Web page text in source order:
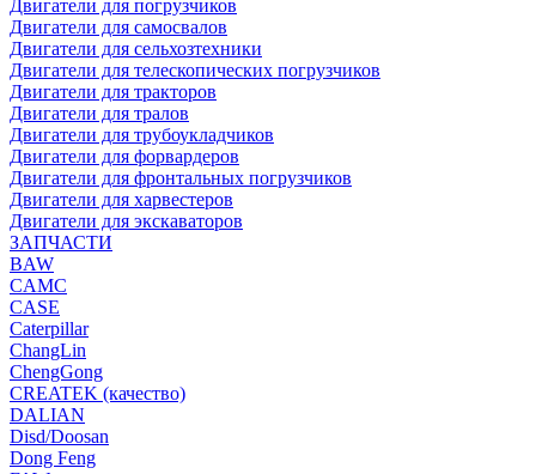
Двигатели для погрузчиков
Двигатели для самосвалов
Двигатели для сельхозтехники
Двигатели для телескопических погрузчиков
Двигатели для тракторов
Двигатели для тралов
Двигатели для трубоукладчиков
Двигатели для форвардеров
Двигатели для фронтальных погрузчиков
Двигатели для харвестеров
Двигатели для экскаваторов
ЗАПЧАСТИ
BAW
CAMC
CASE
Caterpillar
ChangLin
ChengGong
CREATEK (качество)
DALIAN
Disd/Doosan
Dong Feng